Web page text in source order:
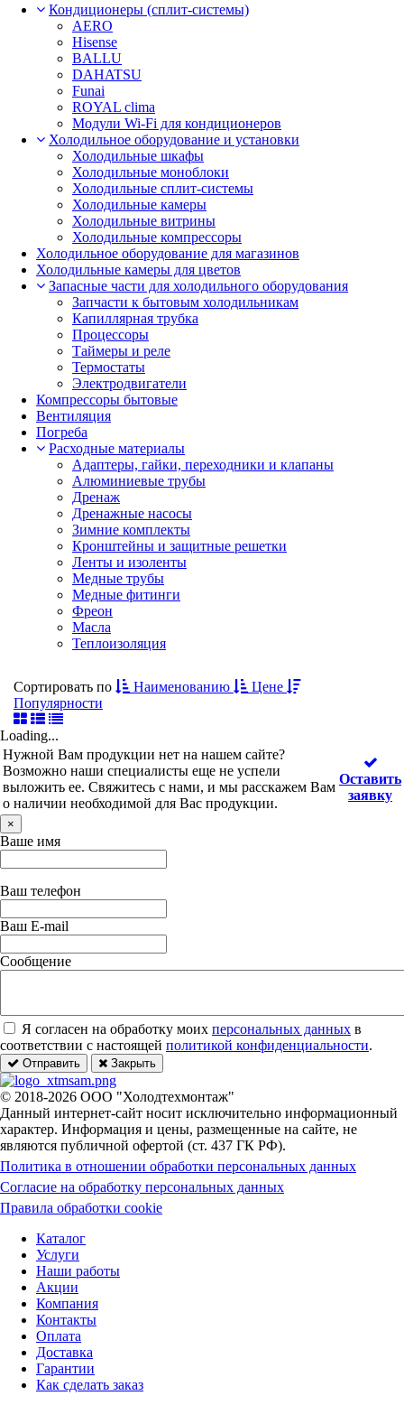
Кондиционеры (сплит-системы)
AERO
Hisense
BALLU
DAHATSU
Funai
ROYAL clima
Модули Wi-Fi для кондиционеров
Холодильное оборудование и установки
Холодильные шкафы
Холодильные моноблоки
Холодильные сплит-системы
Холодильные камеры
Холодильные витрины
Холодильные компрессоры
Холодильное оборудование для магазинов
Холодильные камеры для цветов
Запасные части для холодильного оборудования
Запчасти к бытовым холодильникам
Капиллярная трубка
Процессоры
Таймеры и реле
Термостаты
Электродвигатели
Компрессоры бытовые
Вентиляция
Погреба
Расходные материалы
Адаптеры, гайки, переходники и клапаны
Алюминиевые трубы
Дренаж
Дренажные насосы
Зимние комплекты
Кронштейны и защитные решетки
Ленты и изоленты
Медные трубы
Медные фитинги
Фреон
Масла
Теплоизоляция
Сортировать по Наименованию
Цене
Популярности
Loading...
Нужной Вам продукции нет на нашем сайте?
Возможно наши специалисты еще не успели
выложить ее. Свяжитесь с нами, и мы расскажем Вам
о наличии необходимой для Вас продукции.
Оставить
заявку
×
Ваше имя
Ваш телефон
Ваш E-mail
Сообщение
Я согласен на обработку моих персональных данных в
соответствии с настоящей политикой конфиденциальности.
Отправить Закрыть
© 2018-2026 ООО "Холодтехмонтаж"
Данный интернет-сайт носит исключительно информационный
характер. Информация и цены, размещенные на сайте, не
являются публичной офертой (ст. 437 ГК РФ).
Политика в отношении обработки персональных данных
Согласие на обработку персональных данных
Правила обработки cookie
Каталог
Услуги
Наши работы
Акции
Компания
Контакты
Оплата
Доставка
Гарантии
Как сделать заказ